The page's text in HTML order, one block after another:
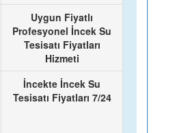
Uygun Fiyatlı
Profesyonel İncek Su
Tesisatı Fiyatları
Hizmeti
İncekte İncek Su
Tesisatı Fiyatları 7/24